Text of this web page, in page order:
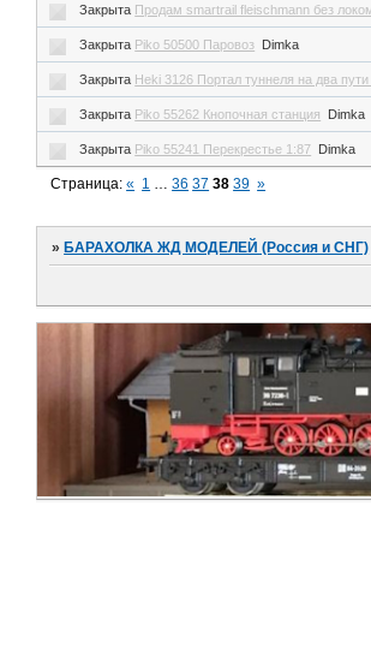
Закрыта Продам smartrail fleischmann без
Закрыта Piko 50500 Паровоз Dimka
Закрыта Heki 3126 Портал туннеля на два
Закрыта Piko 55262 Кнопочная станция Dimka
Закрыта Piko 55241 Перекрестье 1:87 Dimka
Страница:« 1 36 37 38 39 »
»БАРАХОЛКА ЖД МОДЕЛЕЙ (Россия и СНГ)